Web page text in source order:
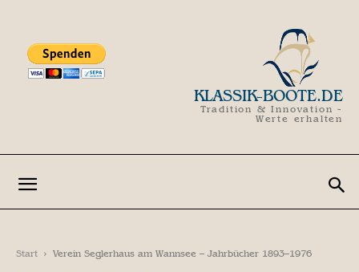
KLASSIK-BOOTE.DE
Tradition & Innovation -
Werte erhalten
Start Verein Seglerhaus am Wannsee – Jahrbücher 1893–1976